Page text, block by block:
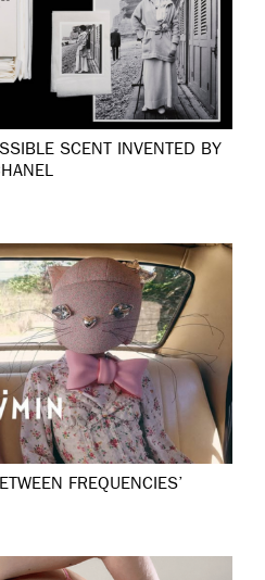
SCENT INVENTED BY
FREQUENCIES’